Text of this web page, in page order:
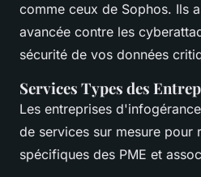
comme ceux de Sophos. Ils
avancée contre les
sécurité de vos données
Services Types des
Les entreprises
de services sur mesure pour
spécifiques des PME et